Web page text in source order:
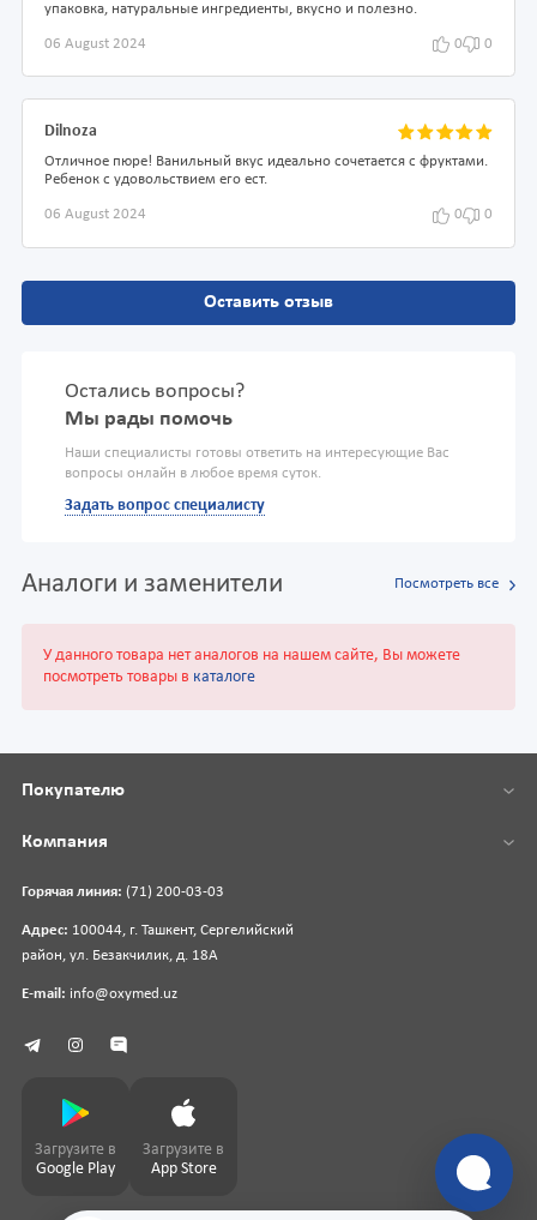
упаковка, натуральные ингредиенты, вкусно и полезно.
06 August 2024 0 0
Dilnoza
Отличное пюре! Ванильный вкус идеально сочетается с фруктами.
Ребенок с удовольствием его ест.
06 August 2024 0 0
Оставить отзыв
Остались вопросы?
Мы рады помочь
Наши специалисты готовы ответить на интересующие Вас
вопросы онлайн в любое время суток.
Задать вопрос специалисту
Аналоги и заменители Посмотреть все
У данного товара нет аналогов на нашем сайте, Вы можете
посмотреть товары в каталоге
Горячая линия: (71) 200-03-03
Адрес: 100044, г. Ташкент, Сергелийский
район, ул. Безакчилик, д. 18А
E-mail: info@oxymed.uz
Покупателю
Компания
Загрузите в
Google Play
Загрузите в
App Store